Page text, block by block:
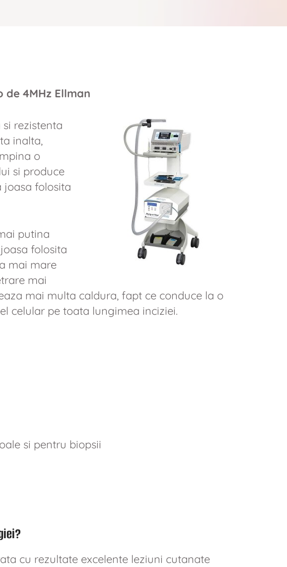
de 4MHz Ellman
rezistenta
inalta,
o
si produce
joasa folosita
putina
folosita
mai mare
mai
mai multa caldura, fapt ce conduce la o
celular pe toata lungimea inciziei.
si pentru biopsii
cu rezultate excelente leziuni cutanate